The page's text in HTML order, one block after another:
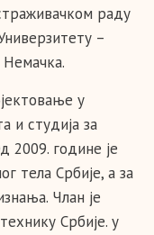
раду
–
у
и студија за
2009. године је
тела Србије, а за
Члан је
Србије. у